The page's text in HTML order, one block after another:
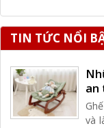
TIN TỨC NỔI
an
và